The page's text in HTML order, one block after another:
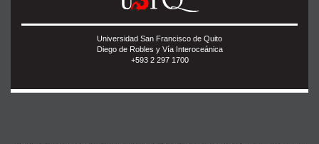
Universidad San Francisco de Quito
Diego de Robles y Vía Interoceánica
+593 2 297 1700